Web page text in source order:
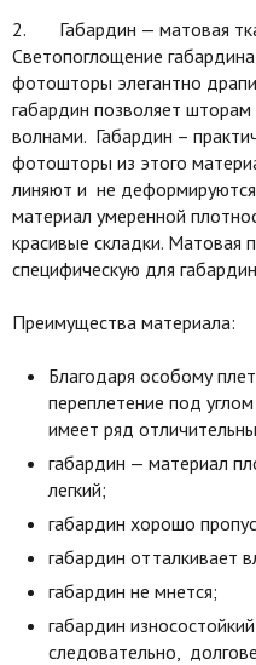
2. Габардин — матовая
Светопоглощение
фотошторы элегантно
габардин позволяет шторам
волнами. Габардин –
фотошторы из этого
линяют и не деформируются
материал умеренной
красивые складки. Матовая
специфическую для
Преимущества материала:
Благодаря особому
переплетение под
имеет ряд
габардин — материал
легкий;
габардин хорошо
габардин отталкивает
габардин не мнется;
габардин
следовательно,